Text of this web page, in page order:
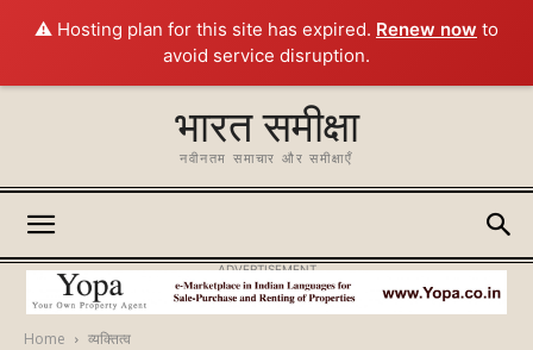
⚠️ Hosting plan for this site has expired. Renew now to
avoid service disruption.
भारत समीक्षा
नवीनतम समाचार और समीक्षाएँ
ADVERTISEMENT
Home व्यक्तित्व